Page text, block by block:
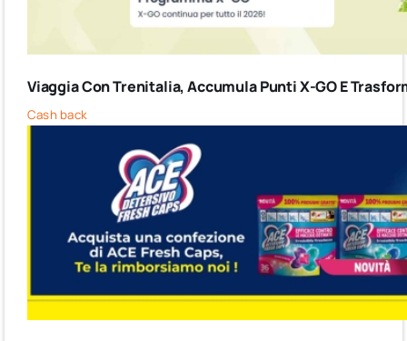
Viaggia Con Trenitalia, Accumula Punti X-GO E
Cash back